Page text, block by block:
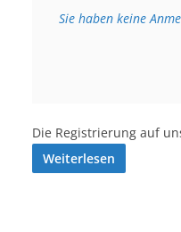
Sie haben keine
Die Registrierung auf
Weiterlesen